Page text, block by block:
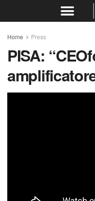
Home Press
PISA: